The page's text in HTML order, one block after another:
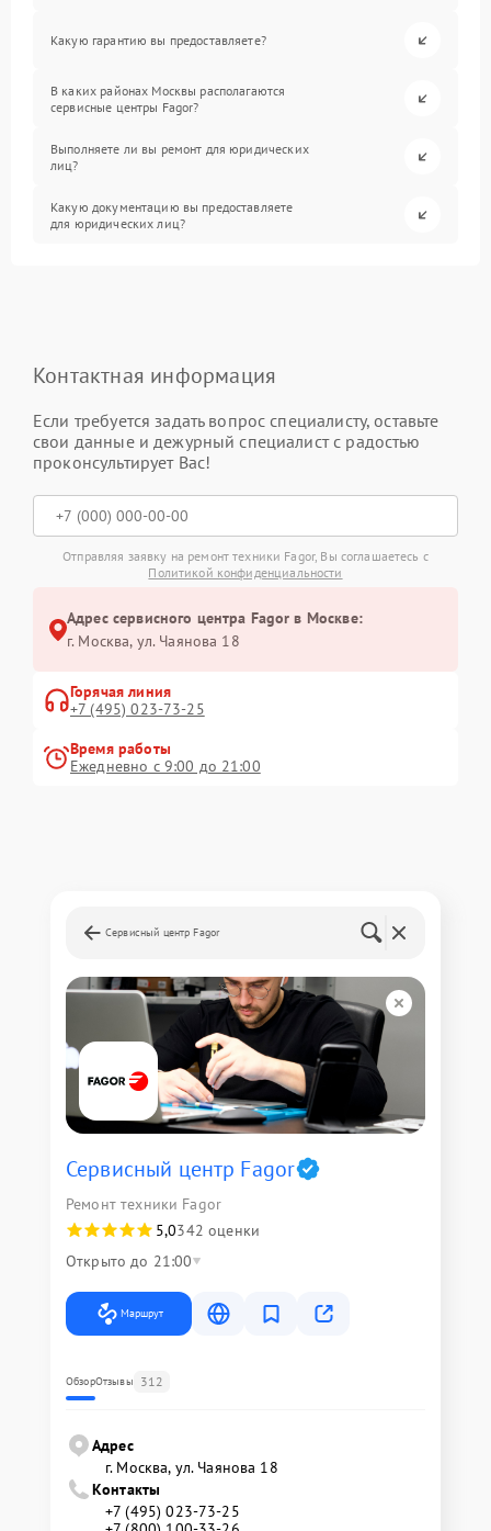
Какую гарантию вы предоставляете?
В каких районах Москвы располагаются
сервисные центры Fagor?
Выполняете ли вы ремонт для юридических
лиц?
Какую документацию вы предоставляете
для юридических лиц?
Контактная информация
Если требуется задать вопрос специалисту, оставьте
свои данные и дежурный специалист с радостью
проконсультирует Вас!
Отправляя заявку на ремонт техники Fagor, Вы соглашаетесь с
Политикой конфиденциальности
Адрес сервисного центра Fagor в Москве:
г. Москва, ул. Чаянова 18
Горячая линия
+7 (495) 023-73-25
Время работы
Ежедневно с 9:00 до 21:00
Сервисный центр Fagor
Сервисный центр Fagor
Ремонт техники Fagor
5,0342 оценки
Открыто до 21:00
Маршрут
ОбзорОтзывы 312
Адрес
г. Москва, ул. Чаянова 18
Контакты
+7 (495) 023-73-25